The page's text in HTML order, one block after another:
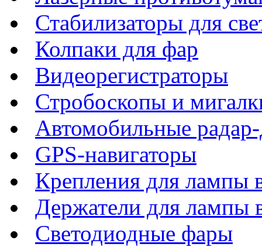
Стабилизаторы для
Колпаки для фар
Видеорегистраторы
Стробоскопы и
Автомобильные
GPS-навигаторы
Крепления для лампы
Держатели для лампы
Светодиодные фары